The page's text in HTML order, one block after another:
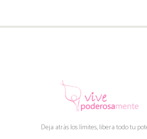
Deja atrás los límites, libera todo tu